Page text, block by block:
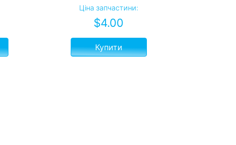
Ціна запчастини:
$4.00
Купити